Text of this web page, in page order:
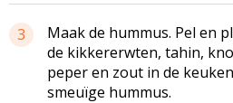
3
Maak de hummus. Pel en
de kikkererwten, tahin,
peper en zout in de
smeuïge hummus.